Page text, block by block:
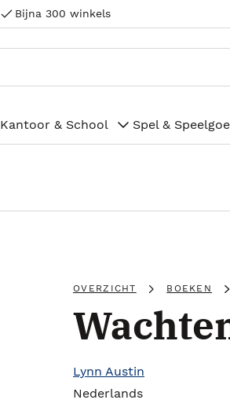
Bijna 300 winkels
Kantoor & School Spel &
OVERZICHT BOEKEN
Lynn Austin
Nederlands